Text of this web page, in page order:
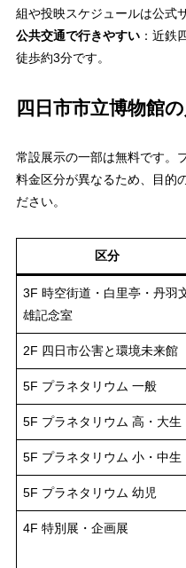
組や投映スケジュールは公式
公共交通で行きやすい：近鉄
徒歩約3分です。
四日市市立博物館
常設展示の一部は無料です。
料金区分が異なるため、目的
ださい。
区分
3F 時空街道・白里亭・丹羽
雄記念室
2F 四日市公害と環境未来館
5F プラネタリウム 一般
5F プラネタリウム 高・大生
5F プラネタリウム 小・中生
5F プラネタリウム 幼児
4F 特別展・企画展